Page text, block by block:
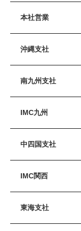
本社営業
沖縄支社
南九州支社
IMC九州
中四国支社
IMC関西
東海支社